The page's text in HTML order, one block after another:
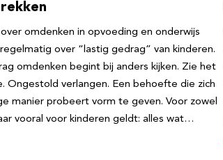
omdenken in opvoeding en onderwijs
over “lastig gedrag” van kinderen.
omdenken begint bij anders kijken. Zie het
Ongestold verlangen. Een behoefte die zich
manier probeert vorm te geven. Voor zowel
vooral voor kinderen geldt: alles wat…